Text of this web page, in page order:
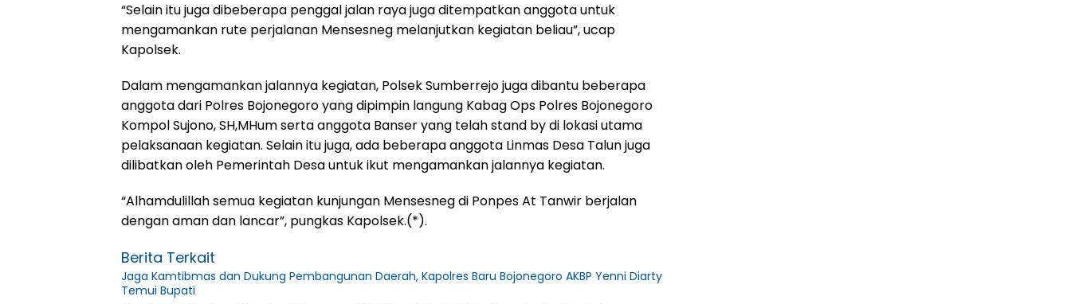
“Selain itu juga dibeberapa penggal jalan raya juga ditempatkan anggota untuk
mengamankan rute perjalanan Mensesneg melanjutkan kegiatan beliau”, ucap
Kapolsek.
Dalam mengamankan jalannya kegiatan, Polsek Sumberrejo juga dibantu beberapa
anggota dari Polres Bojonegoro yang dipimpin langung Kabag Ops Polres Bojonegoro
Kompol Sujono, SH,MHum serta anggota Banser yang telah stand by di lokasi utama
pelaksanaan kegiatan. Selain itu juga, ada beberapa anggota Linmas Desa Talun juga
dilibatkan oleh Pemerintah Desa untuk ikut mengamankan jalannya kegiatan.
“Alhamdulillah semua kegiatan kunjungan Mensesneg di Ponpes At Tanwir berjalan
dengan aman dan lancar”, pungkas Kapolsek.(*).
Berita Terkait
Jaga Kamtibmas dan Dukung Pembangunan Daerah, Kapolres Baru Bojonegoro AKBP Yenni Diarty
Temui Bupati